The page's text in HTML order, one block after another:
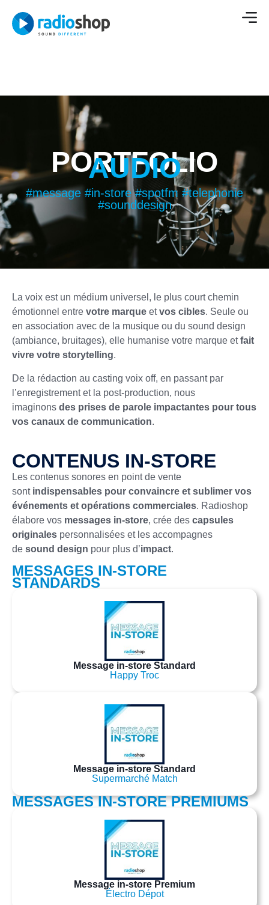
PORTFOLIO
AUDIO
#message #in-store #spotfm #telephonie
#sounddesign
La voix est un médium universel, le plus court chemin
émotionnel entre votre marque etvos cibles. Seule ou
en association avec de la musique ou du sound design
(ambiance, bruitages), elle humanise votre marque etfait
vivre votre storytelling.
De la rédaction au casting voix off, en passant par
l’enregistrement et la post-production, nous
imaginons des prises de parole impactantes pour tous
vos canaux de communication.
CONTENUS IN-STORE
Les contenus sonores en point de vente
sont indispensables pour convaincre et sublimer vos
événements et opérations commerciales. Radioshop
élabore vos messages in-store, crée des capsules
originales personnalisées et les accompagnes
de sound design pour plus d’impact.
MESSAGES IN-STORE
STANDARDS
Message in-store Standard
Happy Troc
Message in-store Standard
Supermarché Match
MESSAGES IN-STORE PREMIUMS
Message in-store Premium
Électro Dépot